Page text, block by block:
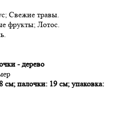
Свежие травы.
фрукты; Лотос.
- дерево
см; палочки: 19 см; упаковка: